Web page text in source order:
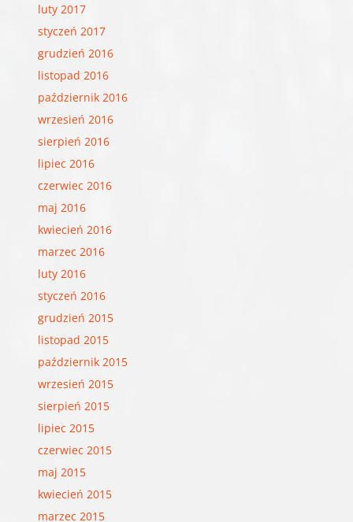
luty 2017
styczeń 2017
grudzień 2016
listopad 2016
październik 2016
wrzesień 2016
sierpień 2016
lipiec 2016
czerwiec 2016
maj 2016
kwiecień 2016
marzec 2016
luty 2016
styczeń 2016
grudzień 2015
listopad 2015
październik 2015
wrzesień 2015
sierpień 2015
lipiec 2015
czerwiec 2015
maj 2015
kwiecień 2015
marzec 2015